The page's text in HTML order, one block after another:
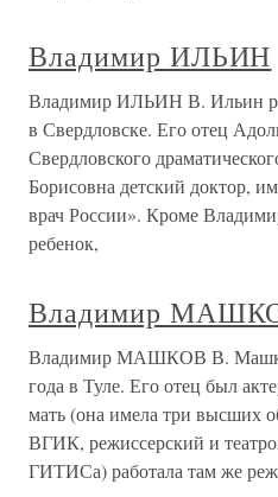
Владимир ИЛЬИН
Владимир ИЛЬИН В. Ильин
в Свердловске. Его отец
Свердловского
Борисовна детский доктор,
врач России». Кроме
ребенок,
Владимир
Владимир МАШКОВ В.
года в Туле. Его отец был
мать (она имела три высших
ВГИК, режиссерский и
ГИТИСа) работала там же